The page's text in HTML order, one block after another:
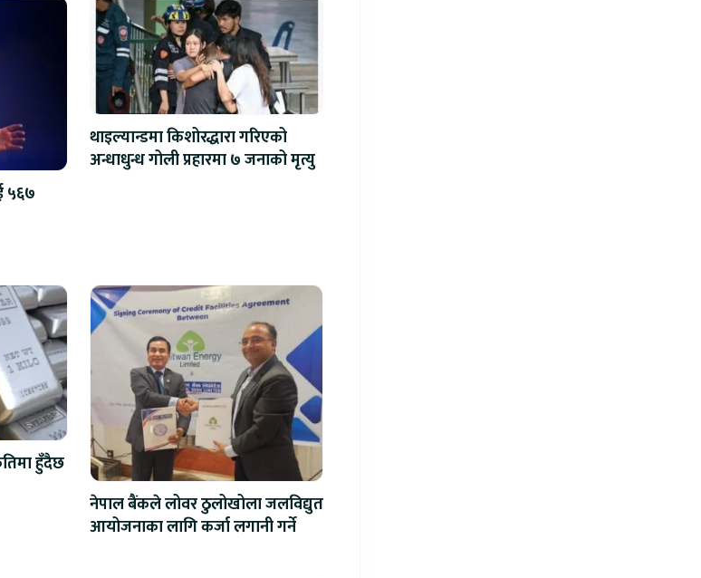
५६७
थाइल्यान्डमा किशोरद्धारा गरिएको
अन्धाधुन्ध गोली प्रहारमा ७ जनाको मृत्यु
हुँदैछ
नेपाल बैंकले लोवर ठुलोखोला जलविद्युत
आयोजनाका लागि कर्जा लगानी गर्ने